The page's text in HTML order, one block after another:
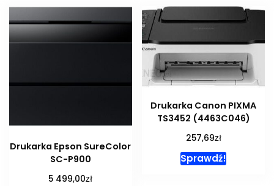
Drukarka Epson SureColor
SC-P900
5 499,00zł
Drukarka Canon PIXMA
TS3452 (4463C046)
257,69zł
Sprawdź!